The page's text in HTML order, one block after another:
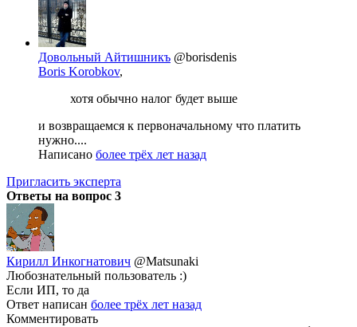
Довольный Айтишникъ @borisdenis
Boris Korobkov,
хотя обычно налог будет выше
и возвращаемся к первоначальному что платить
нужно....
Написано более трёх лет назад
Пригласить эксперта
Ответы на вопрос 3
Кирилл Инкогнатович @Matsunaki
Любознательный пользователь :)
Если ИП, то да
Ответ написан более трёх лет назад
Комментировать